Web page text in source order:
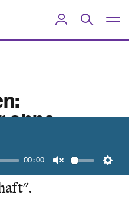
00:00
Unmute
ohne
die Liste